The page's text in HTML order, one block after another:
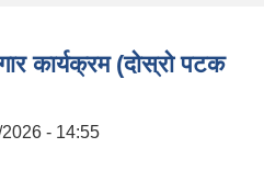
कार्यक्रम (दोस्रो पटक
- 14:55